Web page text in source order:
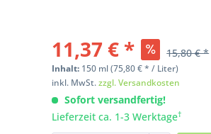
11,37 € * 15,80 € *
Inhalt: 150 ml(75,80 € * / Liter)
inkl. MwSt.zzgl. Versandkosten
Sofort versandfertig!
Lieferzeit ca. 1-3 Werktage†